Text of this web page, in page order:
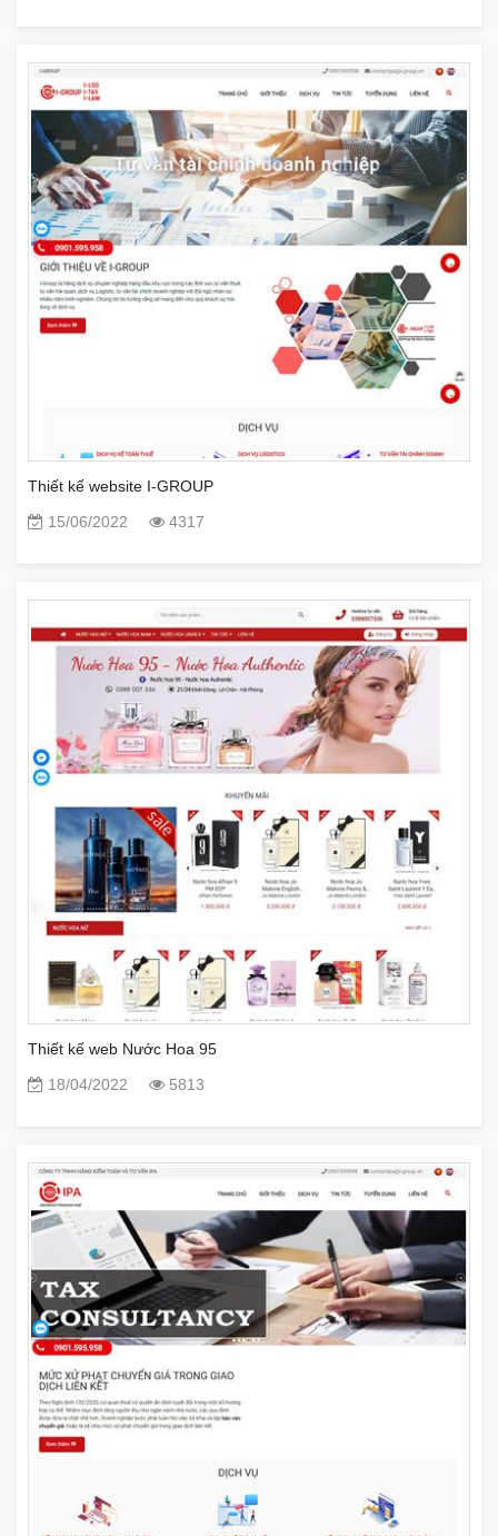
Thiết kế website I-GROUP
15/06/2022
4317
Thiết kế web Nước Hoa 95
18/04/2022
5813